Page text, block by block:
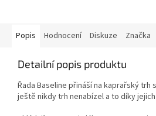
Popis Hodnocení Diskuze Značka
Detailní popis produktu
Řada Baseline přináší na kaprařský
ještě nikdy trh nenabízel a to díky